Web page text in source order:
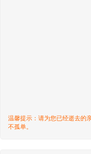
温馨提示：请为您已经逝去的
不孤单。